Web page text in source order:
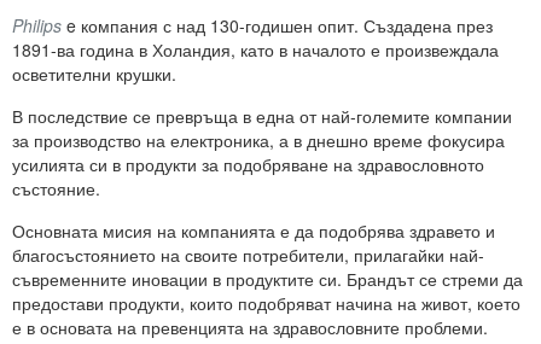
Philips e компания с над 130-годишен опит. Създадена през
1891-ва година в Холандия, като в началото е произвеждала
осветителни крушки.
В последствие се превръща в една от най-големите компании
за производство на електроника, а в днешно време фокусира
усилията си в продукти за подобряване на здравословното
състояние.
Основната мисия на компанията е да подобрява здравето и
благосъстоянието на своите потребители, прилагайки най-
съвременните иновации в продуктите си. Брандът се стреми да
предостави продукти, които подобряват начина на живот, което
е в основата на превенцията на здравословните проблеми.